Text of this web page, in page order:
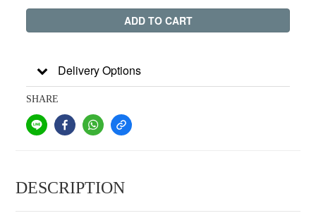
ADD TO CART
Delivery Options
SHARE
DESCRIPTION